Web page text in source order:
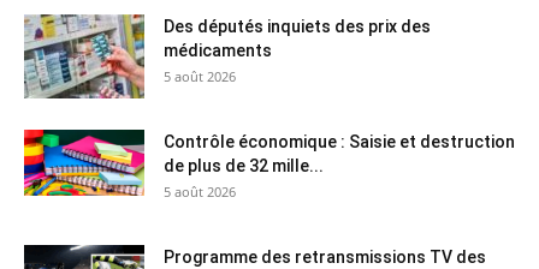
Des députés inquiets des prix des
médicaments
5 août 2026
Contrôle économique : Saisie et destruction
de plus de 32 mille...
5 août 2026
Programme des retransmissions TV des